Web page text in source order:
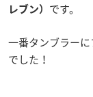
レブン） です。
一番タンブラー
でした！